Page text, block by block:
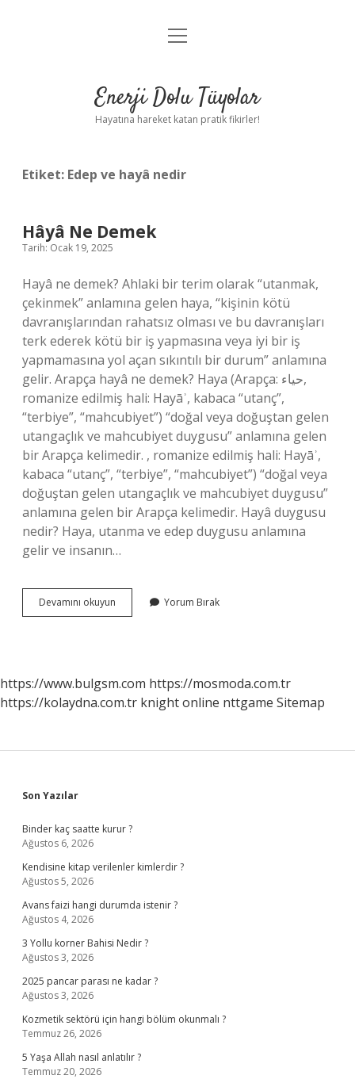
Anasayfa
Yasal Uyarı
menüyü
Enerji Dolu Tüyolar
Hayatına hareket katan pratik fikirler!
Etiket: Edep ve hayâ nedir
Hâyâ Ne Demek
Tarih: Ocak 19, 2025
Hayâ ne demek? Ahlaki bir terim olarak “utanmak,
çekinmek” anlamına gelen haya, “kişinin kötü
davranışlarından rahatsız olması ve bu davranışları
terk ederek kötü bir iş yapmasına veya iyi bir iş
yapmamasına yol açan sıkıntılı bir durum” anlamına
gelir. Arapça hayâ ne demek? Haya (Arapça: حياء,
romanize edilmiş hali: Hayāʾ, kabaca “utanç”,
“terbiye”, “mahcubiyet”) “doğal veya doğuştan gelen
utangaçlık ve mahcubiyet duygusu” anlamına gelen
bir Arapça kelimedir. , romanize edilmiş hali: Hayāʾ,
kabaca “utanç”, “terbiye”, “mahcubiyet”) “doğal veya
doğuştan gelen utangaçlık ve mahcubiyet duygusu”
anlamına gelen bir Arapça kelimedir. Hayâ duygusu
nedir? Haya, utanma ve edep duygusu anlamına
gelir ve insanın…
Devamını okuyun
Ne
Yorum Bırak
https://www.bulgsm.com https://mosmoda.com.tr
https://kolaydna.com.tr knight online nttgame Sitemap
Sidebar
Son Yazılar
Binder kaç saatte kurur ?
Ağustos 6, 2026
Kendisine kitap verilenler kimlerdir ?
Ağustos 5, 2026
Avans faizi hangi durumda istenir ?
Ağustos 4, 2026
3 Yollu korner Bahisi Nedir ?
Ağustos 3, 2026
2025 pancar parası ne kadar ?
Ağustos 3, 2026
Kozmetik sektörü için hangi bölüm okunmalı ?
Temmuz 26, 2026
5 Yaşa Allah nasıl anlatılır ?
Temmuz 20, 2026